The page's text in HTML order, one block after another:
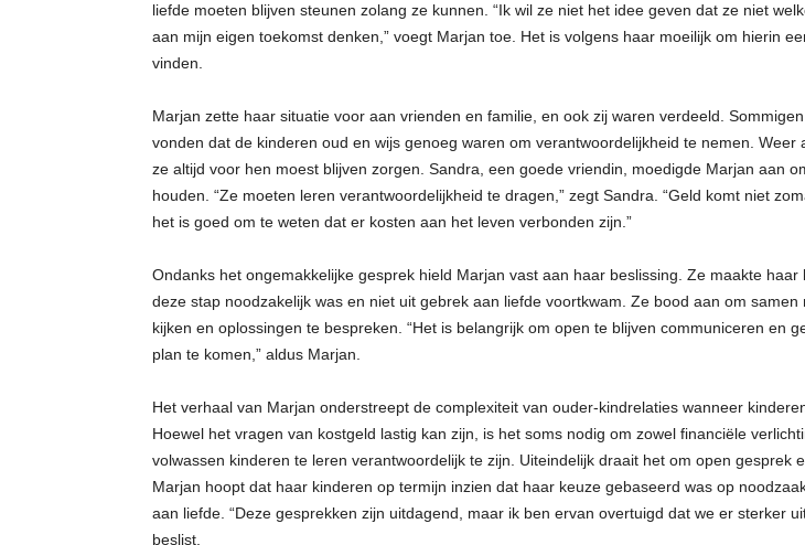
liefde moeten blijven steunen zolang ze kunnen. “Ik wil ze niet het idee geven dat ze niet
aan mijn eigen toekomst denken,” voegt Marjan toe. Het is volgens haar moeilijk om hierin
vinden.
Marjan zette haar situatie voor aan vrienden en familie, en ook zij waren verdeeld.
vonden dat de kinderen oud en wijs genoeg waren om verantwoordelijkheid te nemen. Weer
ze altijd voor hen moest blijven zorgen. Sandra, een goede vriendin, moedigde Marjan aan
houden. “Ze moeten leren verantwoordelijkheid te dragen,” zegt Sandra. “Geld komt niet
het is goed om te weten dat er kosten aan het leven verbonden zijn.”
Ondanks het ongemakkelijke gesprek hield Marjan vast aan haar beslissing. Ze maakte haar
deze stap noodzakelijk was en niet uit gebrek aan liefde voortkwam. Ze bood aan om samen
kijken en oplossingen te bespreken. “Het is belangrijk om open te blijven communiceren en
plan te komen,” aldus Marjan.
Het verhaal van Marjan onderstreept de complexiteit van ouder-kindrelaties wanneer
Hoewel het vragen van kostgeld lastig kan zijn, is het soms nodig om zowel financiële
volwassen kinderen te leren verantwoordelijk te zijn. Uiteindelijk draait het om open gesprek
Marjan hoopt dat haar kinderen op termijn inzien dat haar keuze gebaseerd was op
aan liefde. “Deze gesprekken zijn uitdagend, maar ik ben ervan overtuigd dat we er sterker
beslist.